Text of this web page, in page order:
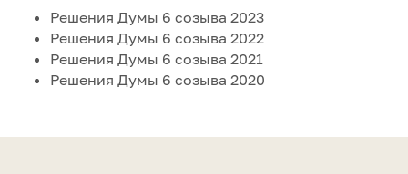
Решения Думы 6 созыва 2023
Решения Думы 6 созыва 2022
Решения Думы 6 созыва 2021
Решения Думы 6 созыва 2020